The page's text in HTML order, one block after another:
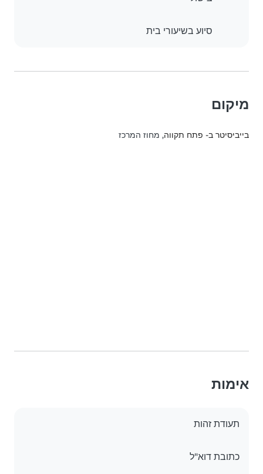
סיוע בשיעורי בית
מיקום
בייביסיטר ב- פתח תקווה, מחוז המרכז
אימות
תעודת זהות
כתובת דוא"ל